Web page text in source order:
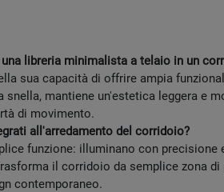
libreria minimalista a telaio in un
sua capacità di offrire ampia
mantiene un'estetica leggera e
di movimento.
all'arredamento del corridoio?
funzione: illuminano con
il corridoio da semplice zona
contemporaneo.